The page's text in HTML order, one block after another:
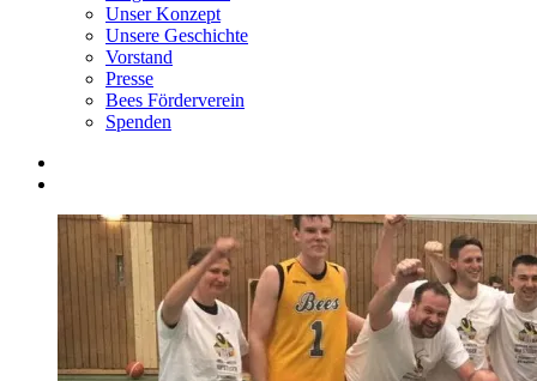
Unser Konzept
Unsere Geschichte
Vorstand
Presse
Bees Förderverein
Spenden